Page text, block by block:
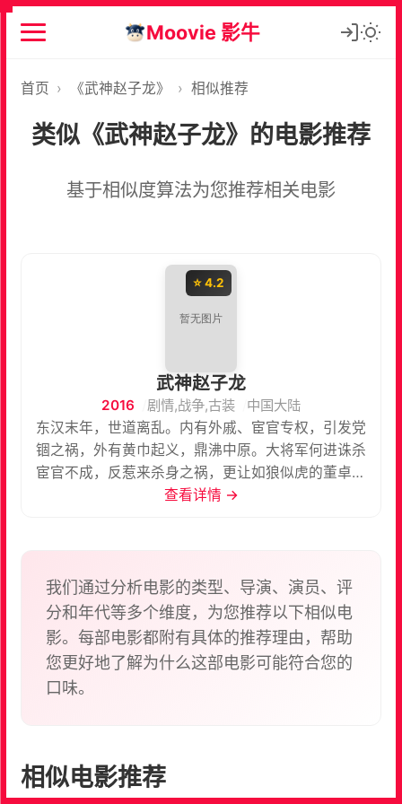
Moovie 影牛
首页 › 《武神赵子龙》 › 相似推荐
类似《武神赵子龙》的电影推荐
基于相似度算法为您推荐相关电影
⭐ 4.2
武神赵子龙
2016 剧情,战争,古装
中国大陆
东汉末年，世道离乱。内有外戚、宦官专权，引发党
锢之祸，外有黄巾起义，鼎沸中原。大将军何进诛杀
宦官不成，反惹来杀身之祸，更让如狼似虎的董卓入
主东都，杀戮成性。当是之时，四方豪杰摒弃，联军
世身不由己。他偶然学会一套枪法，武功突飞猛进。
英雄必须投身沙场方显功业，赵云单枪匹马，邂逅伯
乐刘备玄德，自此与关羽、张飞、马超、黄忠等一代
名将同拜为蜀汉的五虎上将，进而谱写了武神赵子龙
的传奇……
查看详情 →
我们通过分析电影的类型、导演、演员、评
分和年代等多个维度，为您推荐以下相似电
影。每部电影都附有具体的推荐理由，帮助
您更好地了解为什么这部电影可能符合您的
口味。
相似电影推荐